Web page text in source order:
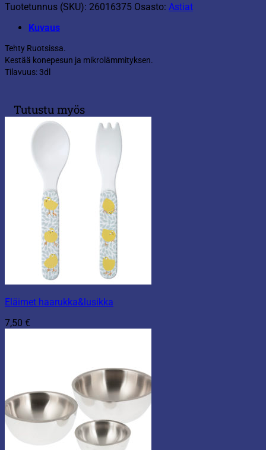
Tuotetunnus (SKU): 26016375 Osasto: Astiat
Kuvaus
Tehty Ruotsissa.
Kestää konepesun ja mikrolämmityksen.
Tilavuus: 3dl
Tutustu myös
Eläimet haarukka&lusikka
7,50 €